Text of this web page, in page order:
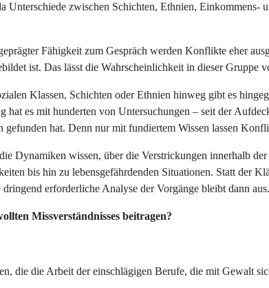
zwischen Schichten, Ethnien,
Fähigkeit zum Gespräch werden Konflikte eher
ist. Das lässt die Wahrscheinlichkeit in dieser
Klassen, Schichten oder Ethnien hinweg gibt es
es mit hunderten von Untersuchungen – seit der
gefunden hat. Denn nur mit fundiertem Wissen lassen
Dynamiken wissen, über die Verstrickungen innerhalb
bis hin zu lebensgefährdenden Situationen. Statt der
erforderliche Analyse der Vorgänge bleibt dann aus.
Missverständnisses beitragen?
die die Arbeit der einschlägigen Berufe, die mit Gewalt